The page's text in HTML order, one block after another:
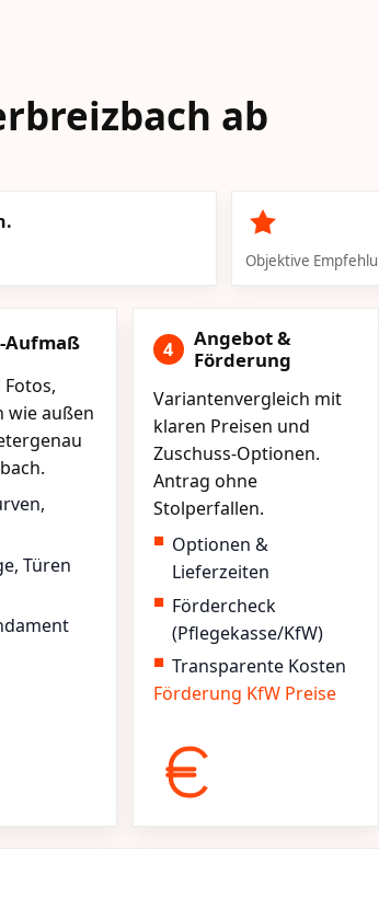
ab
Objektive
Aufmaß
Fotos,
wie außen
Türen
4
Angebot &
Förderung
Variantenvergleich mit
klaren Preisen und
Zuschuss-Optionen.
Antrag ohne
Stolperfallen.
Optionen &
Lieferzeiten
Fördercheck
(Pflegekasse/KfW)
Transparente Kosten
Förderung KfW Preise